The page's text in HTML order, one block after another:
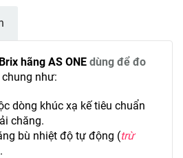
hãng AS ONE dùng để đo
như:
dòng khúc xạ kế tiêu chuẩn
chăng.
bù nhiệt độ tự động (trừ